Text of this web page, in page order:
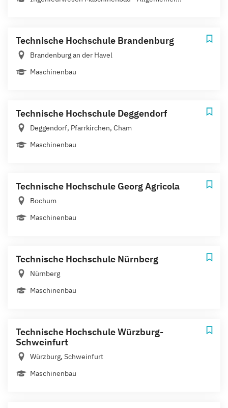
Technische Hochschule Brandenburg
Brandenburg an der Havel
Maschinenbau
Technische Hochschule Deggendorf
Deggendorf, Pfarrkirchen, Cham
Maschinenbau
Technische Hochschule Georg Agricola
Bochum
Maschinenbau
Technische Hochschule Nürnberg
Nürnberg
Maschinenbau
Technische Hochschule Würzburg-
Schweinfurt
Würzburg, Schweinfurt
Maschinenbau